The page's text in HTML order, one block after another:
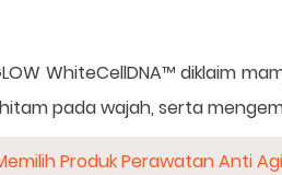
WhiteCellDNA™ diklaim
pada wajah, serta
Produk Perawatan Anti